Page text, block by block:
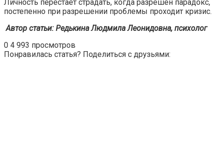
Личность перестает страдать, когда разрешен парадокс,
постепенно при разрешении проблемы проходит кризис.
Автор статьи: Редькина Людмила Леонидовна, психолог
0 4 993 просмотров
Понравилась статья? Поделиться с друзьями: